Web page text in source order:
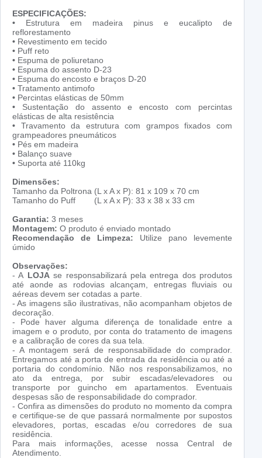
ESPECIFICAÇÕES:
• Estrutura em madeira pinus e eucalipto de
reflorestamento
• Revestimento em tecido
• Puff reto
• Espuma de poliuretano
• Espuma do assento D-23
• Espuma do encosto e braços D-20
• Tratamento antimofo
• Percintas elásticas de 50mm
• Sustentação do assento e encosto com percintas
elásticas de alta resistência
• Travamento da estrutura com grampos fixados com
grampeadores pneumáticos
• Pés em madeira
• Balanço suave
• Suporta até 110kg
Dimensões:
Tamanho da Poltrona (L x A x P): 81 x 109 x 70 cm
Tamanho do Puff (L x A x P): 33 x 38 x 33 cm
Garantia: 3 meses
Montagem: O produto é enviado montado
Recomendação de Limpeza: Utilize pano levemente
úmido
Observações:
- A LOJAse responsabilizará pela entrega dos produtos
até aonde as rodovias alcançam, entregas fluviais ou
aéreas devem ser cotadas a parte.
- As imagens são ilustrativas, não acompanham objetos de
decoração.
- Pode haver alguma diferença de tonalidade entre a
imagem e o produto, por conta do tratamento de imagens
e a calibração de cores da sua tela.
- A montagem será de responsabilidade do comprador.
Entregamos até a porta de entrada da residência ou até a
portaria do condomínio. Não nos responsabilizamos, no
ato da entrega, por subir escadas/elevadores ou
transporte por guincho em apartamentos. Eventuais
despesas são de responsabilidade do comprador.
- Confira as dimensões do produto no momento da compra
e certifique-se de que passará normalmente por supostos
elevadores, portas, escadas e/ou corredores de sua
residência.
Para mais informações, acesse nossa Central de
Atendimento.